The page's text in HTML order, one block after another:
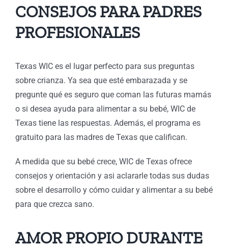
CONSEJOS PARA PADRES
PROFESIONALES
Texas WIC es el lugar perfecto para sus preguntas
sobre crianza. Ya sea que esté embarazada y se
pregunte qué es seguro que coman las futuras mamás
o si desea ayuda para alimentar a su bebé, WIC de
Texas tiene las respuestas. Además, el programa es
gratuito para las madres de Texas que califican.
A medida que su bebé crece, WIC de Texas ofrece
consejos y orientación y asi aclararle todas sus dudas
sobre el desarrollo y cómo cuidar y alimentar a su bebé
para que crezca sano.
AMOR PROPIO DURANTE